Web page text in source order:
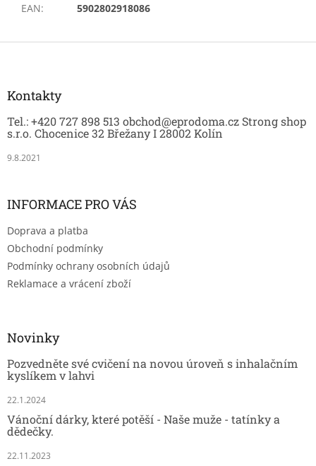
EAN: 5902802918086
Z
Kontakty
Tel.: +420 727 898 513 obchod@eprodoma.cz Strong shop
s.r.o. Chocenice 32 Břežany I 28002 Kolín
9.8.2021
INFORMACE PRO VÁS
Doprava a platba
Obchodní podmínky
Podmínky ochrany osobních údajů
Reklamace a vrácení zboží
Novinky
Pozvedněte své cvičení na novou úroveň s inhalačním
kyslíkem v lahvi
22.1.2024
Vánoční dárky, které potěší - Naše muže - tatínky a
dědečky.
22.11.2023